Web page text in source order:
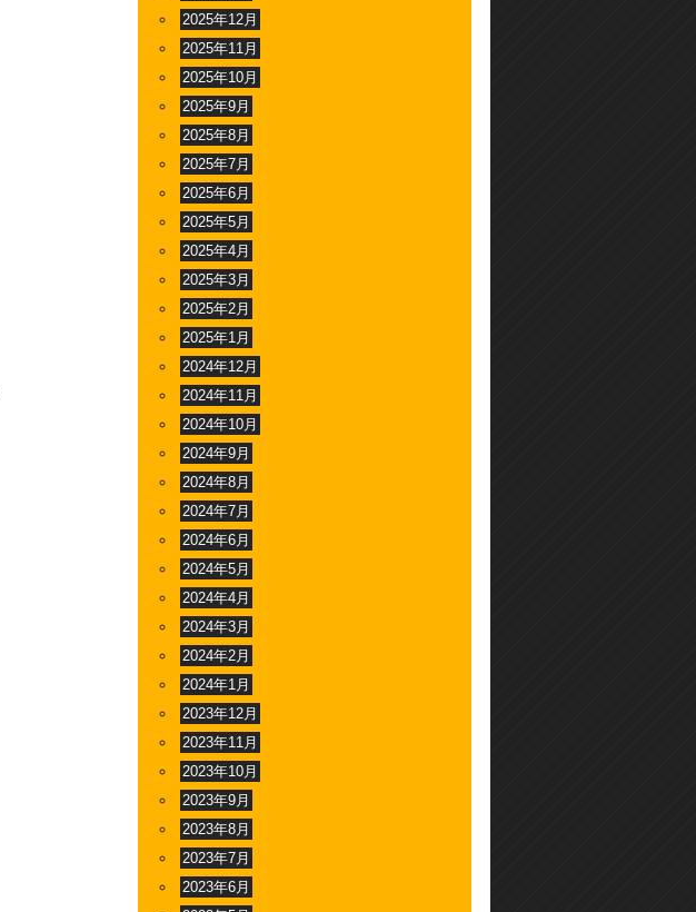
2025年12月
2025年11月
2025年10月
2025年9月
2025年8月
2025年7月
2025年6月
2025年5月
2025年4月
2025年3月
2025年2月
2025年1月
2024年12月
2024年11月
2024年10月
2024年9月
2024年8月
2024年7月
2024年6月
2024年5月
2024年4月
2024年3月
2024年2月
2024年1月
2023年12月
2023年11月
2023年10月
2023年9月
2023年8月
2023年7月
2023年6月